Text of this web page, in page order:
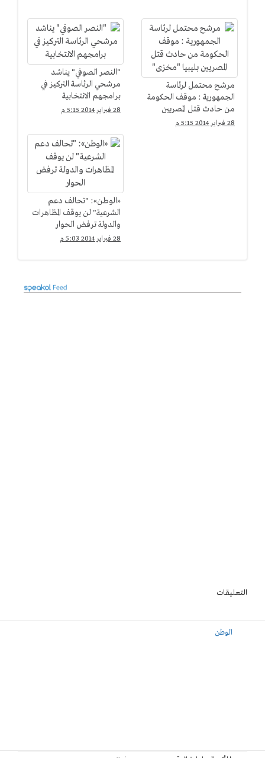
مرشح محتمل لرئاسة
الجمهورية : موقف الحكومة
من حادث قتل المصريين
بليبيا "مخزى"
28 فبراير 2014 5:15 م
"النصر الصوفي" يناشد
مرشحي الرئاسة التركيز في
برامجهم الانتخابية
28 فبراير 2014 5:15 م
«الوطن»: "تحالف دعم
الشرعية" لن يوقف المظاهرات
والدولة ترفض الحوار
28 فبراير 2014 5:03 م
التعليقات
الوطن